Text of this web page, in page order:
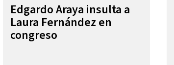
Edgardo Araya insulta a
Laura Fernández en
congreso